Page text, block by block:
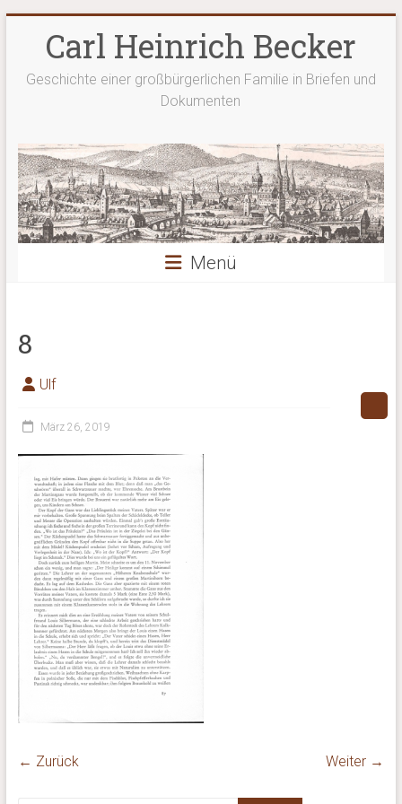
springenCarl Heinrich Becker
Geschichte einer großbürgerlichen Familie in Briefen und
Dokumenten
Menü
8
Ulf
März 26, 2019
← Zurück Weiter →